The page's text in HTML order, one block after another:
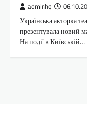
adminhq
Українська акторка
презентувала новий
На події в Київській…